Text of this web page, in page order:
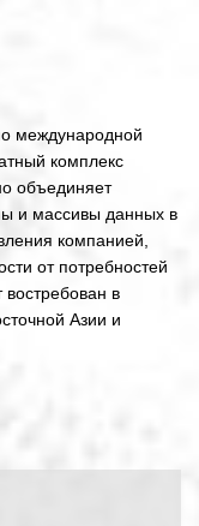
международной
комплекс
объединяет
и массивы данных в
компанией,
от потребностей
востребован в
Азии и